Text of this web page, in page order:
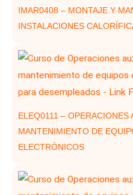
IMAR0408 – MONTAJE Y
INSTALACIONES
ELEQ0111 – OPERACIONES
MANTENIMIENTO DE
ELECTRÓNICOS